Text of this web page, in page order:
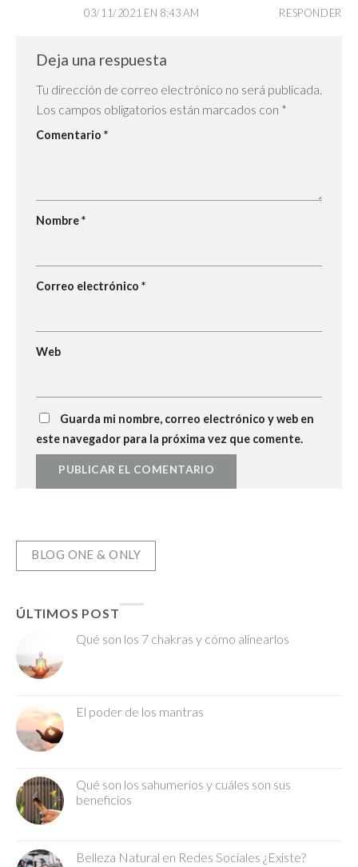
03/11/2021 EN 8:43 AM RESPONDER
Deja una respuesta
Tu dirección de correo electrónico no será publicada.
Los campos obligatorios están marcados con *
Comentario *
Nombre*
Correo electrónico *
Web
Guarda mi nombre, correo electrónico y web en
este navegador para la próxima vez que comente.
BLOG ONE & ONLY
ÚLTIMOS POST
Qué son los 7 chakras y cómo alinearlos
El poder de los mantras
Qué son los sahumerios y cuáles son sus
beneficios
Belleza Natural en Redes Sociales ¿Existe?